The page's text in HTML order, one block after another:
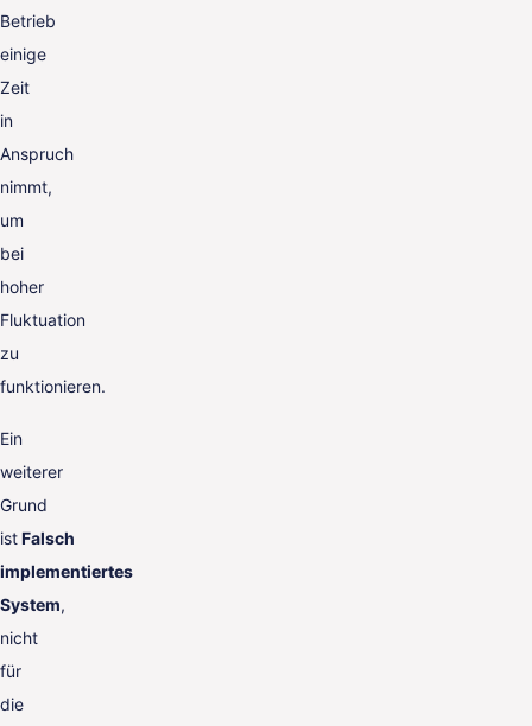
Betrieb
einige
Zeit
in
Anspruch
nimmt,
um
bei
hoher
Fluktuation
zu
funktionieren.
Ein
weiterer
Grund
istFalsch
implementiertes
System,
nicht
für
die